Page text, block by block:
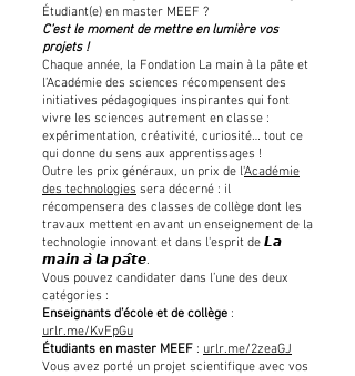
Étudiant(e) en master MEEF ?
C’est le moment de mettre en lumière vos
projets !
Chaque année, la Fondation La main à la pâte et
l’Académie des sciences récompensent des
initiatives pédagogiques inspirantes qui font
vivre les sciences autrement en classe :
expérimentation, créativité, curiosité… tout ce
qui donne du sens aux apprentissages !
Outre les prix généraux, un prix de l'Académie
des technologies sera décerné : il
récompensera des classes de collège dont les
travaux mettent en avant un enseignement de la
technologie innovant et dans l'esprit de 𝙇𝙖
𝙢𝙖𝙞𝙣 𝙖̀ 𝙡𝙖 𝙥𝙖̂𝙩𝙚.
Vous pouvez candidater dans l’une des deux
catégories :
Enseignants d’école et de collège :
urlr.me/KvFpGu
Étudiants en master MEEF : urlr.me/2zeaGJ
Vous avez porté un projet scientifique avec vos